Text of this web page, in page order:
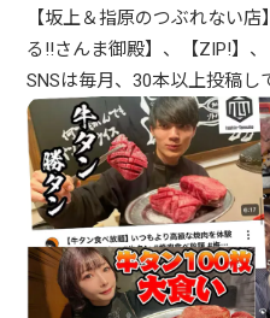
【坂上＆指原のつぶれない
る!!さんま御殿】、【ZIP!】
SNSは毎月、30本以上投稿し